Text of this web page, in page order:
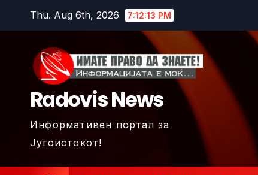
Thu. Aug 6th, 2026 7:12:14 PM
Radovis News
Информативен портал за
Југоистокот!